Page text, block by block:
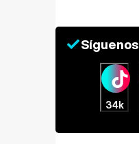
Síguenos
34k